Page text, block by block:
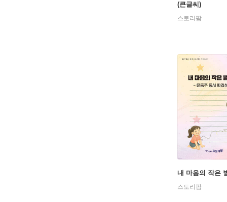
(큰글씨)
스토리팜
내 마음의 작은
스토리팜